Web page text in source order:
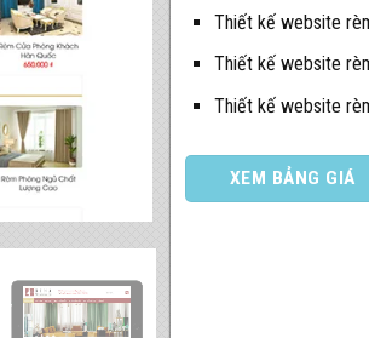
Thiết kế website
Thiết kế website
Thiết kế website
XEM BẢNG GIÁ